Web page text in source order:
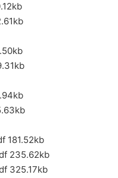
181.52kb
235.62kb
325.17kb